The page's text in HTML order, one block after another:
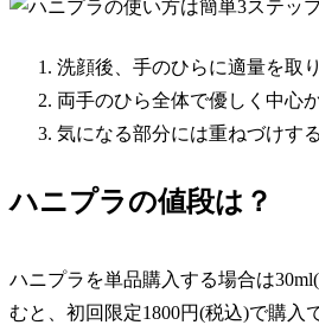
洗顔後、手のひらに適量を取り
両手のひら全体で優しく中心
気になる部分には重ねづけす
ハニプラの値段は？
ハニプラを単品購入する場合は
むと、 初回限定1800円(税込)で購入